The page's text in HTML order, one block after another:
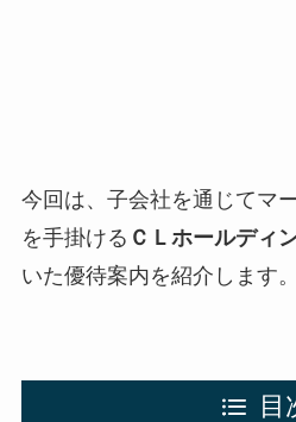
今回は、子会社を通じてマ
を手掛ける ＣＬホールディ
いた優待案内を紹介します。
目